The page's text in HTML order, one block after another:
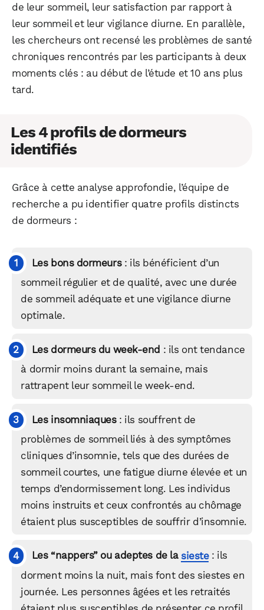
de leur sommeil, leur satisfaction par rapport à
leur sommeil et leur vigilance diurne. En parallèle,
les chercheurs ont recensé les problèmes de santé
chroniques rencontrés par les participants à deux
moments clés : au début de l’étude et 10 ans plus
tard.
Les 4 profils de dormeurs
identifiés
Grâce à cette analyse approfondie, l’équipe de
recherche a pu identifier quatre profils distincts
de dormeurs :
Les bons dormeurs: ils bénéficient d’un
sommeil régulier et de qualité, avec une durée
de sommeil adéquate et une vigilance diurne
optimale.
Les dormeurs du week-end : ils ont tendance
à dormir moins durant la semaine, mais
rattrapent leur sommeil le week-end.
Les insomniaques: ils souffrent de
problèmes de sommeil liés à des symptômes
cliniques d’insomnie, tels que des durées de
sommeil courtes, une fatigue diurne élevée et un
temps d’endormissement long. Les individus
moins instruits et ceux confrontés au chômage
étaient plus susceptibles de souffrir d’insomnie.
Les “nappers” ou adeptes de lasieste: ils
dorment moins la nuit, mais font des siestes en
journée. Les personnes âgées et les retraités